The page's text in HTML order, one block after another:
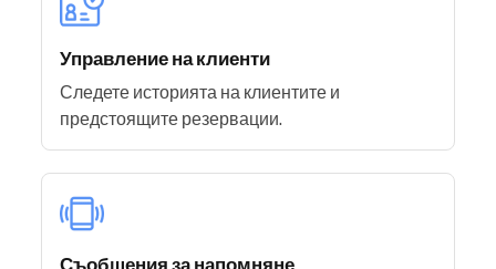
Управление на клиенти
Следете историята на клиентите и
предстоящите резервации.
Съобщения за напомняне